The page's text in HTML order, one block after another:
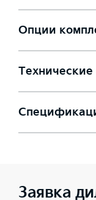
Опции
Технические
Заявка